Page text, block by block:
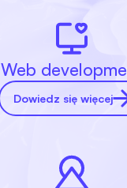
Web
Dowiedz się więcej